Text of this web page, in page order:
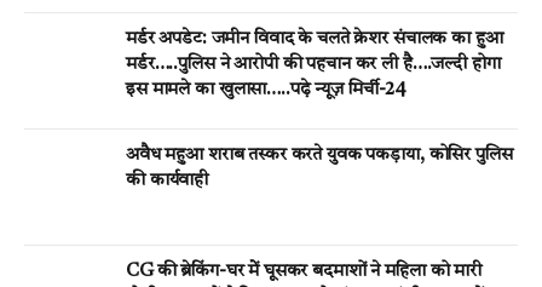
मर्डर अपडेट: जमीन विवाद के चलते क्रेशर संचालक का हुआ
मर्डर…..पुलिस ने आरोपी की पहचान कर ली है….जल्दी होगा
इस मामले का खुलासा…..पढ़े न्यूज़ मिर्ची-24
अवैध महुआ शराब तस्कर करते युवक पकड़ाया, कोसिर पुलिस
की कार्यवाही
CG की ब्रेकिंग-घर मेें घूसकर बदमाशों ने महिला को मारी